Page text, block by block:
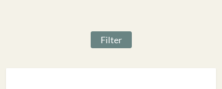
Filter